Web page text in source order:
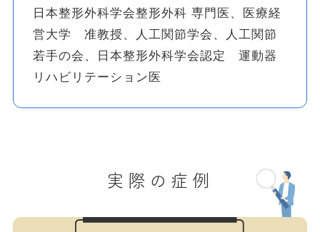
日本整形外科学会整形外科 専門医、医療経
営大学 准教授、人工関節学会、人工関節
若手の会、日本整形外科学会認定 運動器
リハビリテーション医
実際の症例